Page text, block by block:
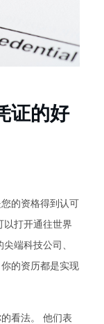
证的好
的资格得到认可
以打开通往世界
端科技公司、
的资历都是实现
看法。 他们表